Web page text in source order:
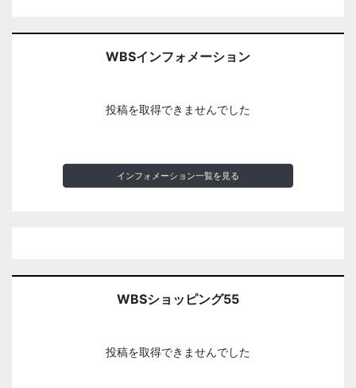
WBSインフォメーション
投稿を取得できませんでした
インフォメーション一覧を見る
WBSショッピング55
投稿を取得できませんでした